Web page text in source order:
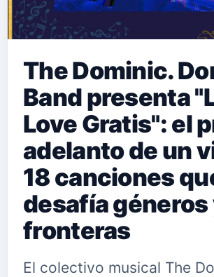
The Dominic.
Band presenta
Love Gratis": el
adelanto de un
18 canciones
desafía géneros
fronteras
El colectivo musical The